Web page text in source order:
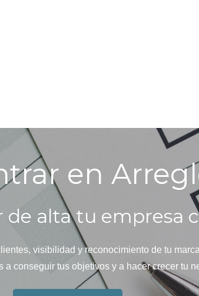
en
de alta tu empresa
visibilidad y reconocimiento de tu
a conseguir tus objetivos y a hacer crecer tu